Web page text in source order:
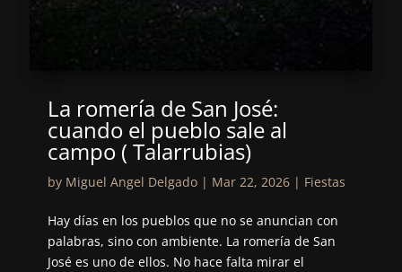
La romería de San José:
cuando el pueblo sale al
campo ( Talarrubias)
by Miguel Angel Delgado| Mar 22, 2026| Fiestas
Hay días en los pueblos que no se anuncian con
palabras, sino con ambiente. La romería de San
José es uno de ellos. No hace falta mirar el